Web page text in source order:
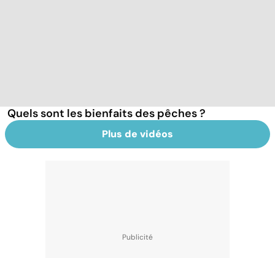
Quels sont les bienfaits des pêches ?
Plus de vidéos